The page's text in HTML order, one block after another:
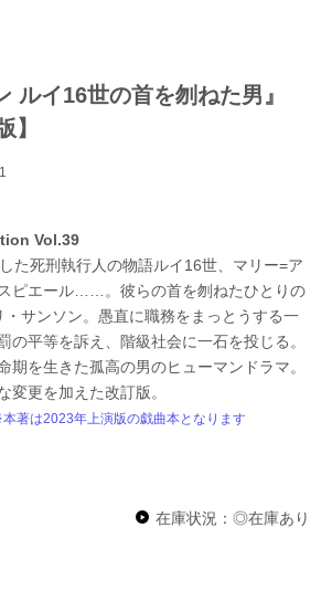
ルイ16世の首を刎ねた男』
】
Vol.39
た死刑執行人の物語ルイ16世、マリー=ア
ピエール……。彼らの首を刎ねたひとりの
・サンソン。愚直に職務をまっとうする一
の平等を訴え、階級社会に一石を投じる。
期を生きた孤高の男のヒューマンドラマ。
変更を加えた改訂版。
著は2023年上演版の戯曲本となります
在庫状況：◎在庫あり